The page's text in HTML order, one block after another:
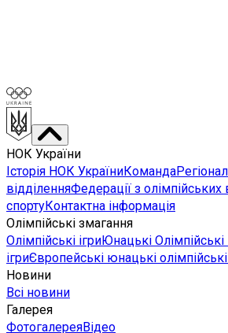
НОК України
Історія НОК УкраїниКоманда
відділенняФедерації з олімпійських
спортуКонтактна інформація
Олімпійські змагання
Олімпійські ігриЮнацькі Олімпійські
ігриЄвропейські юнацькі
Новини
Всі новини
Галерея
ФотогалереяВідео